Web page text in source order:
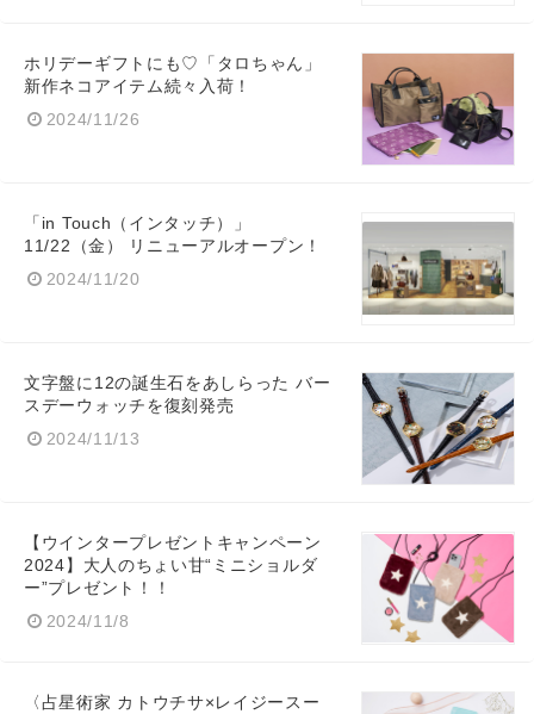
ホリデーギフトにも♡「タロちゃん」
新作ネコアイテム続々入荷！
2024/11/26
「in Touch（インタッチ）」
11/22（金） リニューアルオープン！
2024/11/20
文字盤に12の誕生石をあしらった バー
スデーウォッチを復刻発売
2024/11/13
【ウインタープレゼントキャンペーン
2024】大人のちょい甘“ミニショルダ
ー”プレゼント！！
2024/11/8
〈占星術家 カトウチサ×レイジースー